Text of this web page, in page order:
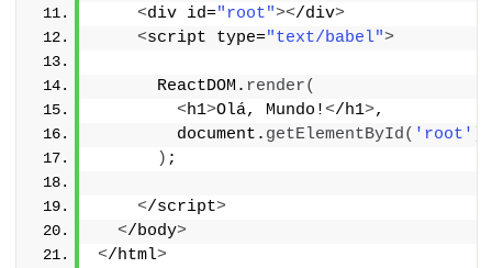
<div id="root"></div>
<script type="text/babel">
      ReactDOM.
render(
<h1>Olá, Mundo!</h1>,
        document.
getElementById( 'root'
) ;
</script>
</body>
</html>